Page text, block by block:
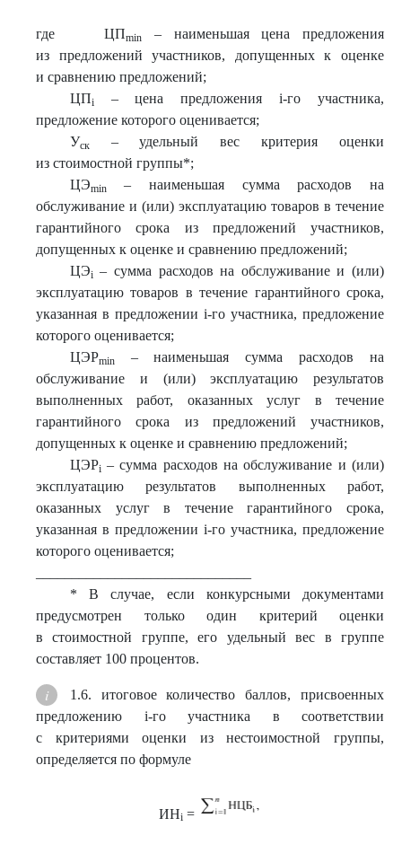
где ЦПmin
– наименьшая цена предложения
из предложений участников, допущенных к оценке
и сравнению предложений;
ЦПi– цена предложения i-го участника,
предложение которого оценивается;
Уск– удельный вес критерия оценки
из стоимостной группы*;
ЦЭmin– наименьшая сумма расходов на
обслуживание и (или) эксплуатацию товаров в течение
гарантийного срока из предложений участников,
допущенных к оценке и сравнению предложений;
ЦЭi– сумма расходов на обслуживание и (или)
эксплуатацию товаров в течение гарантийного срока,
указанная в предложении i-го участника, предложение
которого оценивается;
ЦЭРmin– наименьшая сумма расходов на
обслуживание и (или) эксплуатацию результатов
выполненных работ, оказанных услуг в течение
гарантийного срока из предложений участников,
допущенных к оценке и сравнению предложений;
ЦЭРi– сумма расходов на обслуживание и (или)
эксплуатацию результатов выполненных работ,
оказанных услуг в течение гарантийного срока,
указанная в предложении i-го участника, предложение
которого оценивается;
* В случае, если конкурсными документами
предусмотрен только один критерий оценки
в стоимостной группе, его удельный вес в группе
составляет 100 процентов.
1.6. итоговое количество баллов, присвоенных
предложению i-го участника в соответствии
с критериями оценки из нестоимостной группы,
определяется по формуле
ИНi =